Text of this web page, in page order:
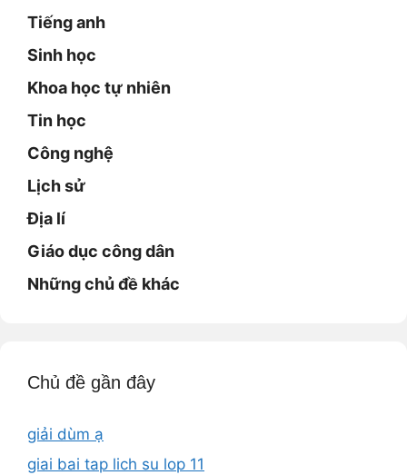
Tiếng anh
Sinh học
Khoa học tự nhiên
Tin học
Công nghệ
Lịch sử
Địa lí
Giáo dục công dân
Những chủ đề khác
Chủ đề gần đây
giải dùm ạ
giai bai tap lich su lop 11